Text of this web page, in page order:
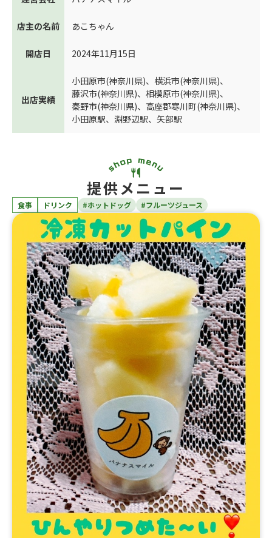
店主の名前 あこちゃん
開店日 2024年11月15日
出店実績
小田原市(神奈川県)、 横浜市(神奈川県)、
藤沢市(神奈川県)、 相模原市(神奈川県)、
秦野市(神奈川県)、 高座郡寒川町(神奈川県)、
小田原駅、 淵野辺駅、 矢部駅
提供メニュー
食事 ドリンク #ホットドッグ #フルーツジュース